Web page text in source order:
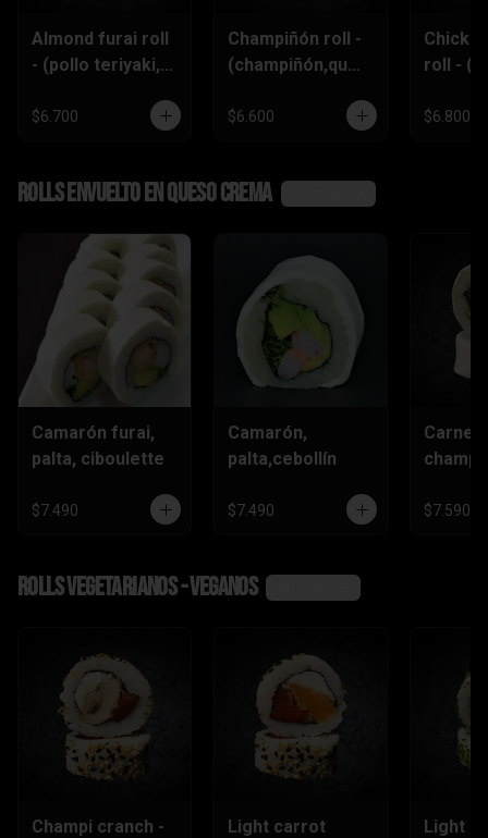
Almond furai roll
- (pollo teriyaki,
crema,almendra
$6.700
Champiñón roll -
(champiñón,ques
$6.600
roll -
piñón)
$6.800
Rolls envuelto en queso crema
Camarón furai,
palta, ciboulette
$7.490
Camarón,
palta,cebollín
$7.490
Carne,
$7.590
Rolls vegetarianos - veganos
Champi cranch -
Light carrot
Light